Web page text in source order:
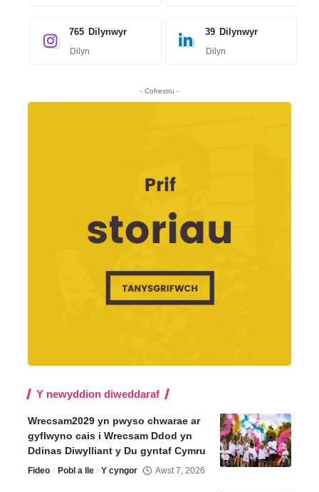
765 Dilynwyr
Dilyn
39 Dilynwyr
Dilyn
- Cofrestru -
Y newyddion diweddaraf
Wrecsam2029 yn pwyso chwarae ar
gyflwyno cais i Wrecsam Ddod yn
Ddinas Diwylliant y Du gyntaf Cymru
Fideo Pobl a lle Y cyngor Awst 7, 2026